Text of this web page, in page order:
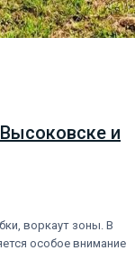
и
воркаут зоны. В
особое внимание